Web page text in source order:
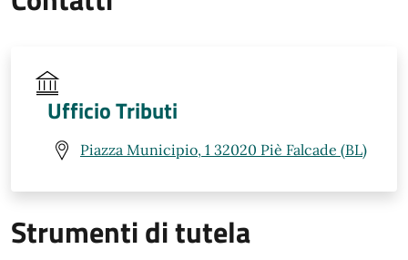
Ufficio Tributi
Piazza Municipio, 1 32020 Piè Falcade (BL)
Strumenti di tutela